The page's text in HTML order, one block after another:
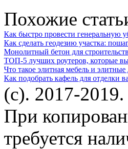
Похожие
Как быстро провести генеральную
Как сделать геодезию участка:
Монолитный бетон для
ТОП-5 лучших роутеров, которые
Что такое элитная мебель и элитные
Как подобрать кафель для отделки
(c). 2017-2019.
При
требуется